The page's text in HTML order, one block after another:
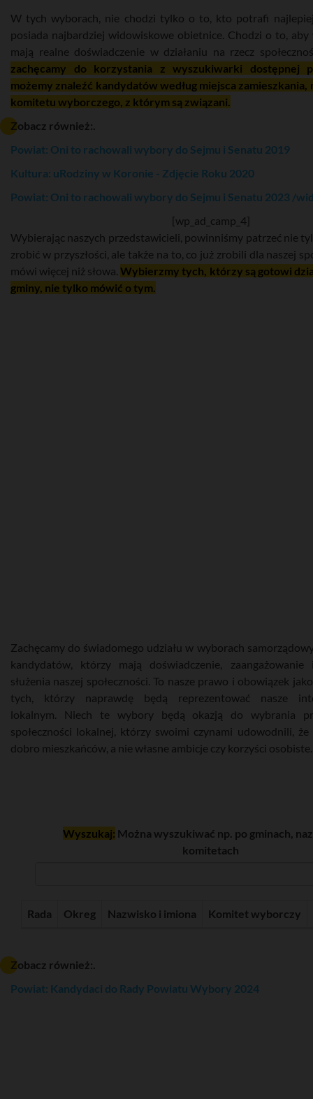
W tych wyborach, nie chodzi tylko o to, kto potrafi
posiada najbardziej widowiskowe obietnice. Chodzi o to,
mają realne doświadczenie w działaniu na rzecz
zachęcamy do korzystania z wyszukiwarki dostępnej
możemy znaleźć kandydatów według miejsca zamieszkania,
komitetu wyborczego, z którym są związani.
Zobacz również:.
Powiat: Oni to rachowali wybory do Sejmu i Senatu 2019
Kultura: uRodziny w Koronie - Zdjęcie Roku 2020
Powiat: Oni to rachowali wybory do Sejmu i Senatu 2023 /
[wp_ad_camp_4]
Wybierając naszych przedstawicieli, powinniśmy patrzeć nie
zrobić w przyszłości, ale także na to, co już zrobili dla naszej
mówi więcej niż słowa.Wybierzmy tych, którzy są gotowi
gminy, nie tylko mówić o tym.
Zachęcamy do świadomego udziału w wyborach
kandydatów, którzy mają doświadczenie,
służenia naszej społeczności. To nasze prawo i obowiązek
tych, którzy naprawdę będą reprezentować nasze
lokalnym. Niech te wybory będą okazją do wybrania
społeczności lokalnej, którzy swoimi czynami udowodnili,
dobro mieszkańców, a nie własne ambicje czy korzyści osobiste.
Wyszukaj: Można wyszukiwać np. po gminach,
komitetach
Rada Okreg Nazwisko i imiona Komitet wyborczy
Zobacz również:.
Powiat: Kandydaci do Rady Powiatu Wybory 2024